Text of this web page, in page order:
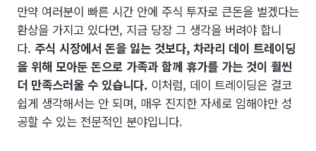
만약 여러분이 빠른 시간 안에 주식 투자로 큰돈을 벌겠다는
환상을 가지고 있다면, 지금 당장 그 생각을 버려야 합니
다. 주식 시장에서 돈을 잃는 것보다, 차라리 데이 트레이딩
을 위해 모아둔 돈으로 가족과 함께 휴가를 가는 것이 훨씬
더 만족스러울 수 있습니다. 이처럼, 데이 트레이딩은 결코
쉽게 생각해서는 안 되며, 매우 진지한 자세로 임해야만 성
공할 수 있는 전문적인 분야입니다.